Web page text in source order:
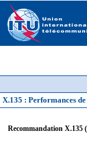
X.135 : Performances
Recommandation X.135